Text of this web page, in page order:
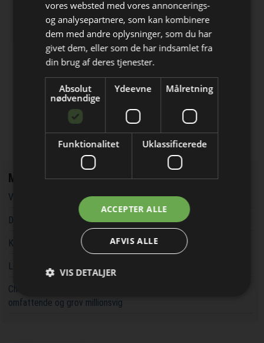
Bliv opdateret hver dag
Få de vigtigste nyheder om
byggebranchen
direkte i din indbakke
Jeg modtager allerede
nyhedsbrevet
Rejnstrup Gravekasser
Sikre udgravninger med gravekasser
VinduesPladsen
Vinduer, døre, trapper og kviste
Markedsleder inden for tagrender og
tagplader
Mest læste
Vandværker i Randers kører på lånt tid
Det bliver lettere at handle hos Davidsen øst for Storebælt
Kaospilot skal skabe kreative arkitektledere i Aarhus
Lokal entreprenør skal bygge 30 almene boliger i Bramming
Chef i Forsvarets Materiel- og Indkøbsstyrelse tiltalt for
omfattende og grov millionsvig
vores websted med vores annoncerings-
og analysepartnere, som kan kombinere
dem med andre oplysninger, som du har
givet dem, eller som de har indsamlet fra
din brug af deres tjenester.
Absolut
nødvendige
Ydeevne Målretning
Funktionalitet Uklassificerede
ACCEPTER ALLE
AFVIS ALLE
VIS DETALJER